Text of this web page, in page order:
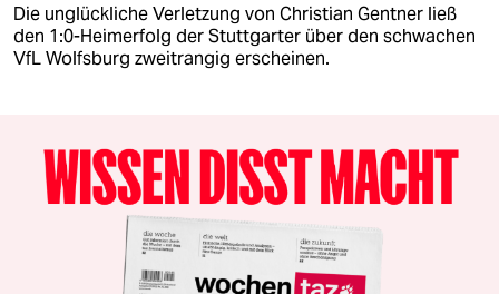
Die unglückliche Verletzung von Christian Gentner ließ
den 1:0-Heimerfolg der Stuttgarter über den schwachen
VfL Wolfsburg zweitrangig erscheinen.